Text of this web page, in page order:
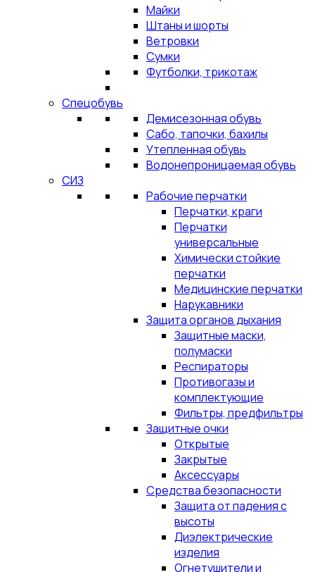
Майки
Штаны и шорты
Ветровки
Сумки
Футболки, трикотаж
Спецобувь
Демисезонная обувь
Сабо, тапочки, бахилы
Утепленная обувь
Водонепроницаемая обувь
СИЗ
Рабочие перчатки
Перчатки, краги
Перчатки
универсальные
Химически стойкие
перчатки
Медицинские перчатки
Нарукавники
Защита органов дыхания
Защитные маски,
полумаски
Респираторы
Противогазы и
комплектующие
Фильтры, предфильтры
Защитные очки
Открытые
Закрытые
Аксессуары
Средства безопасности
Защита от падения с
высоты
Диэлектрические
изделия
Огнетушители и